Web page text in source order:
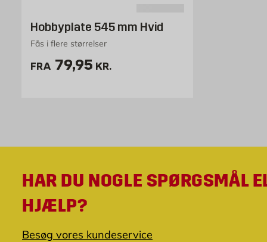
Hobbyplate 545 mm Hvid
Fås i flere størrelser
FRA Pris 79.95 kr. /stk
79,95 KR.
HAR DU NOGLE SPØRGSMÅL
HJÆLP?
Besøg vores kundeservice